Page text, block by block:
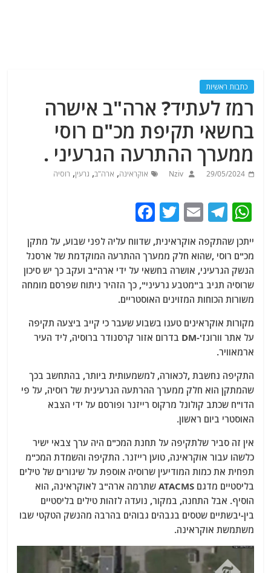
כתבות ראשיות
רמז לעתיד? ארה"ב אישרה
בחשאי תקיפת מכ"ם רוסי
ממערך ההתרעה הגרעיני .
29/05/2024
Nziv אוקראינה, ארה"ב, גרעין, רוסיה
W
at
s
A
p
p
T
e
g
ra
m
E
ai
l
T
itt
er
c
e
b
o
o
k
ייתכן שהתקפה אוקראינית, שדווח עליה לפני שבוע, על מתקן
מכ"ם רוסי ,שהוא חלק ממערך ההתרעה המוקדמת של ארסנל
הנשק הגרעיני, אושרה בחשאי על ידי ארה"ב ועקב כך יש סיכון
שרוסיה תגיב ב"מטבע גרעיני", כך הזהיר ניתוח שפרסם מומחה
משורות הכוחות המזוינים האוסטריים.
מקורות אוקראינים טענו בשבוע שעבר כי קייב ביצעה תקיפה
על אתר וורונז'-DM בדרום אזור קרסנודר ברוסיה, ליד העיר
ארמאוויר.
התקיפה נחשבת ,לכאורה, למשמעותית ביותר, בהתחשב בכך
שהמתקן הוא חלק ממערך ההרתעה הגרעינית של רוסיה, על פי
הדו"ח שכתב קולונל מרקוס רייזנר ופורסם על ידי הצבא
האוסטרי ביום ראשון.
אין זה סביר שלתקיפה על תחנת המכ"ם היה ערך צבאי ישיר
כלשהו עבור אוקראינה, טוען רייזנר. התקיפה והשמדת המכ"מ
תפחית את כמות המודיעין שרוסיה אוספת על שיגורים של טילים
בליסטיים מדגם ATACMS שתרמה ארה"ב לאוקראינה, הוא
הוסיף. אבל התחנה, במקור, נועדה לזהות טילים בליסטיים
בין-יבשתיים שטסים בגבהים גבוהים בהרבה מהנשק הטקטי שבו
משתמשת אוקראינה.